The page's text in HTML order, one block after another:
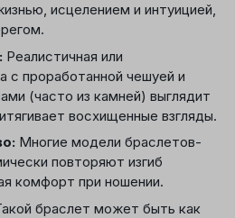
исцелением и интуицией,
Реалистичная или
с проработанной чешуей и
(часто из камней) выглядит
восхищенные взгляды.
Многие модели браслетов-
повторяют изгиб
комфорт при ношении.
браслет может быть как